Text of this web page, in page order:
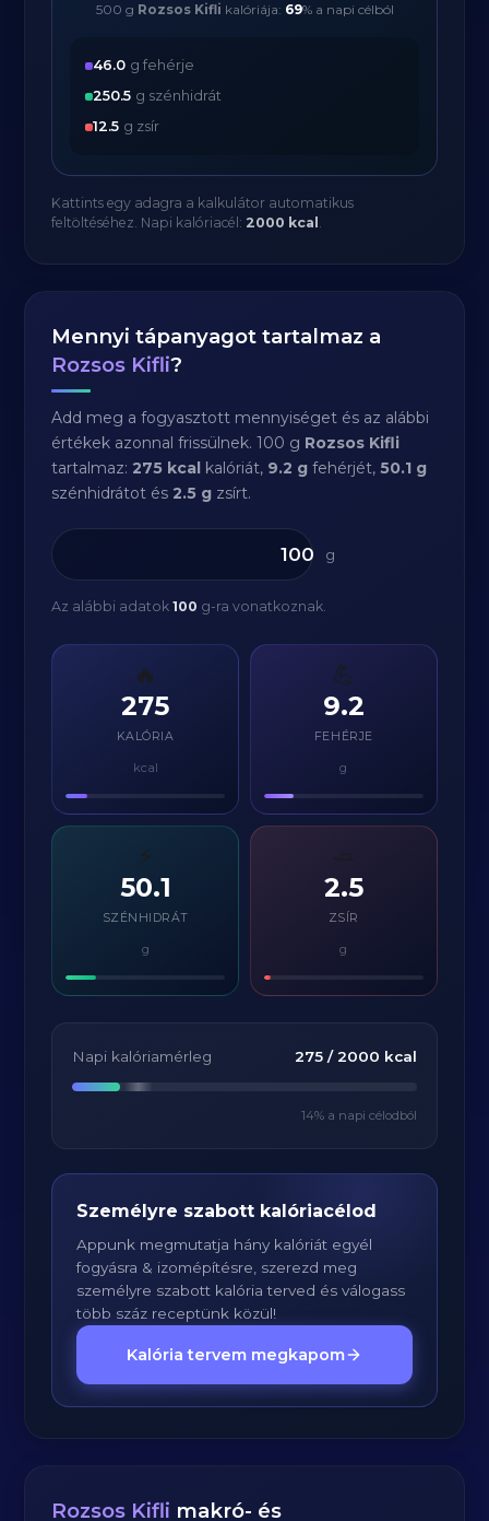
500 g Rozsos Kifli kalóriája: 69% a napi célból
46.0 g fehérje
250.5 g szénhidrát
12.5 g zsír
Kattints egy adagra a kalkulátor automatikus
feltöltéséhez. Napi kalóriacél: 2000 kcal .
Mennyi tápanyagot tartalmaz a
Rozsos Kifli?
Add meg a fogyasztott mennyiséget és az alábbi
értékek azonnal frissülnek. 100 g Rozsos Kifli
tartalmaz:275 kcal kalóriát, 9.2 g fehérjét,50.1 g
szénhidrátot és2.5 g zsírt.
g
Az alábbi adatok100 g-ra vonatkoznak.
🔥
275
KALÓRIA
kcal
💪
9.2
FEHÉRJE
g
⚡
50.1
SZÉNHIDRÁT
g
2.5
ZSÍR
g
Napi kalóriamérleg 275/ 2000 kcal
14% a napi célodból
Személyre szabott kalóriacélod
Appunk megmutatja hány kalóriát egyél
fogyásra & izomépítésre, szerezd meg
személyre szabott kalória terved és válogass
több száz receptünk közül!
Kalória tervem megkapom
Rozsos Kifli makró- és